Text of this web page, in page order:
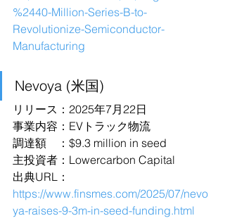
%2440-Million-Series-B-to-
Revolutionize-Semiconductor-
Manufacturing
Nevoya (米国)
リリース：2025年7月22日
事業内容：EVトラック物流
調達額　：$9.3 million in seed
主投資者：Lowercarbon Capital
出典URL：
https://www.finsmes.com/2025/07/nevo
ya-raises-9-3m-in-seed-funding.html